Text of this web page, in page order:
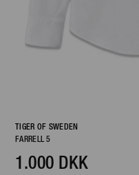
TIGER OF SWEDEN
FARRELL 5
1.000 DKK